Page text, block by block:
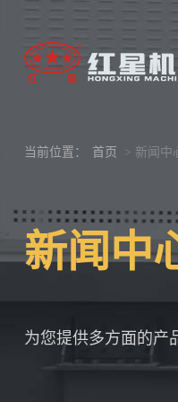
当前位置： 首页 > 新闻中
新闻中
为您提供多方面的产